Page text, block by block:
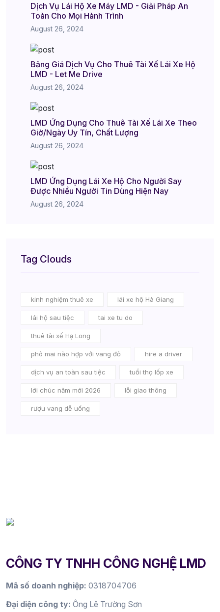
Dịch Vụ Lái Hộ Xe Máy LMD - Giải Pháp An
Toàn Cho Mọi Hành Trình
August 26, 2024
Bảng Giá Dịch Vụ Cho Thuê Tài Xế Lái Xe Hộ
LMD - Let Me Drive
August 26, 2024
LMD Ứng Dụng Cho Thuê Tài Xế Lái Xe Theo
Giờ/Ngày Uy Tín, Chất Lượng
August 26, 2024
LMD Ứng Dụng Lái Xe Hộ Cho Người Say
Được Nhiều Người Tin Dùng Hiện Nay
August 26, 2024
Tag Clouds
kinh nghiệm thuê xe lái xe hộ Hà Giang
lái hộ sau tiệc tai xe tu do
thuê tài xế Hạ Long
phô mai nào hợp với vang đỏ hire a driver
dịch vụ an toàn sau tiệc tuổi thọ lốp xe
lời chúc năm mới 2026 lỗi giao thông
rượu vang dễ uống
CÔNG TY TNHH CÔNG NGHỆ LMD
Mã số doanh nghiệp: 0318704706
Đại diện công ty: Ông Lê Trường Sơn